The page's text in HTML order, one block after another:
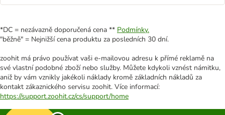
*DC = nezávazně doporučená cena ** Podmínky.
"běžně" = Nejnižší cena produktu za posledních 30 dní.
zoohit má právo používat vaši e-mailovou adresu k přímé reklamě na
své vlastní podobné zboží nebo služby. Můžete kdykoli vznést námitku,
aniž by vám vznikly jakékoli náklady kromě základních nákladů za
kontakt zákaznického servisu zoohit. Více informací:
https://support.zoohit.cz/cs/support/home